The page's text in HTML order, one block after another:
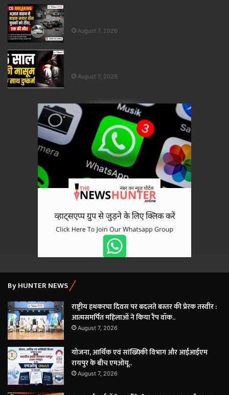
×
August 7, 2026
August 7, 2026
By HUNTER NEWS
राष्ट्रीय हथकरघा दिवस पर बदलते बस्तर की प्रेरक तस्वीर :
आत्मसमर्पित महिलाओं ने किया रैंप वॉक..
August 7, 2026
योजना, आर्थिक एवं सांख्यिकी विभाग और आईआईएम
रायपुर के बीच एमओयू..
August 7, 2026